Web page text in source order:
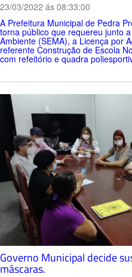
23/03/2022 ás 08:33:00
A Prefeitura Municipal de Pedra
torna público que requereu junto
Ambiente (SEMA), a Licença por
referente Construção de Escola
com refeitório e quadra
Governo Municipal decide
máscaras.